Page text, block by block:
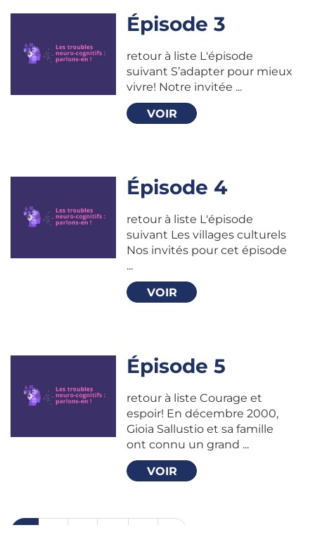
Épisode 3
retour à liste L'épisode
suivant S’adapter pour mieux
vivre! Notre invitée ...
VOIR
Épisode 4
retour à liste L'épisode
suivant Les villages culturels
Nos invités pour cet épisode
...
VOIR
Épisode 5
retour à liste Courage et
espoir! En décembre 2000,
Gioia Sallustio et sa famille
ont connu un grand ...
VOIR